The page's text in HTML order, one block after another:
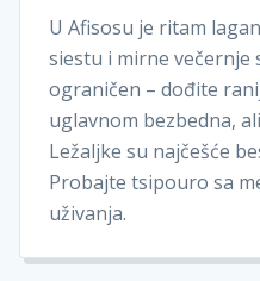
U Afisosu je ritam
siestu i mirne večernje
ograničen – dođite
uglavnom bezbedna,
Ležaljke su najčešće
Probajte tsipouro sa
uživanja.